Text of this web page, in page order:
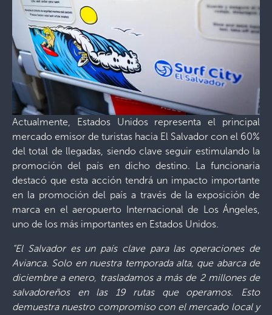
Actualmente, Estados Unidos representa el principal
mercado emisor de turistas hacia El Salvador con el 60%
del total de llegadas, siendo clave seguir estimulando la
promoción del país en dicho destino. La funcionaria
destacó que esta acción tendrá un impacto importante
en la promoción del país a través de la exposición de
marca en el aeropuerto Internacional de Los Ángeles,
uno de los más importantes en Estados Unidos.
“El Salvador es un país clave para las operaciones de
Avianca. Solo en nuestra temporada alta, que abarca de
diciembre a enero, trasladamos a más de 2 millones de
salvadoreños en las 19 rutas que operamos. Esto
demuestra nuestro compromiso con el mercado local y